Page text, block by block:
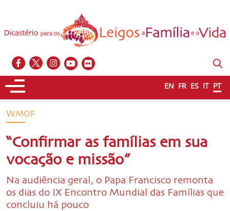
EN FR ES IT PT
WMOF
“Confirmar as famílias em sua
vocação e missão”
Na audiência geral, o Papa Francisco remonta
os dias do IX Encontro Mundial das Famílias que
concluiu há pouco